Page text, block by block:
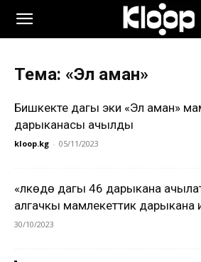
Тема: «Эл аман»
Бишкекте дагы эки «Эл аман»
дарыканасы ачылды
kloop.kg - 05/11/2023
«Өлкөдө дагы 46 дарыкана
алгачкы мамлекеттик
30/10/2023